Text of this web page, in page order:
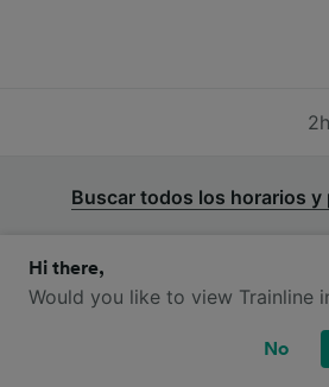
Buscar todos los horarios y
¿Qué clases de billetes
Hi there,
Would you like to view Trainline
No